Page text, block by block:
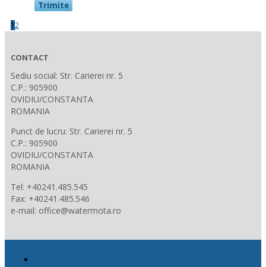
12
CONTACT
Sediu social: Str. Carierei nr. 5
C.P.: 905900
OVIDIU/CONSTANTA
ROMANIA
Punct de lucru: Str. Carierei nr. 5
C.P.: 905900
OVIDIU/CONSTANTA
ROMANIA
Tel: +40241.485.545
Fax: +40241.485.546
e-mail: office@watermota.ro